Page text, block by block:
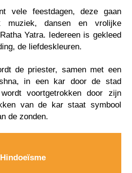
vele feestdagen, deze gaan
muziek, dansen en vrolijke
Yatra. Iedereen is gekleed
de liefdeskleuren.
de priester, samen met een
in een kar door de stad
voortgetrokken door zijn
van de kar staat symbool
de zonden.
Hindoeïsme